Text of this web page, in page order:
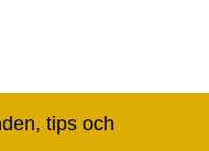
tips och